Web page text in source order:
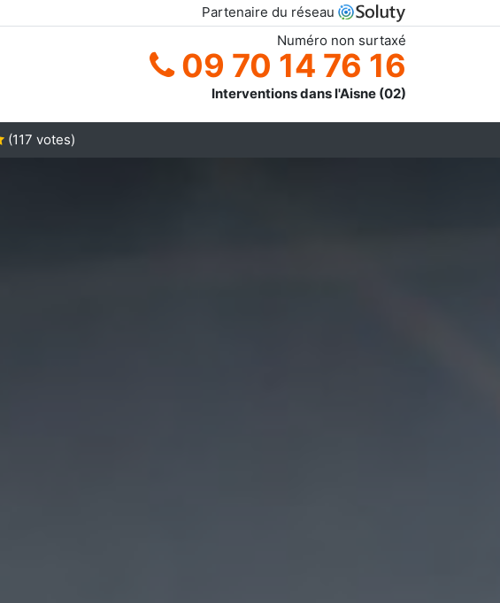
Partenaire du réseau
Numéro non surtaxé
09 70 14 76 16
Interventions dans l'Aisne (02)
(117 votes)